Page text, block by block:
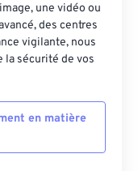
une vidéo ou
des centres
vigilante, nous
la sécurité de vos
en matière